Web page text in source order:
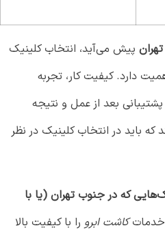
پیش می‌آید، انتخاب کلینیک
دارد. کیفیت کار، تجربه
بعد از عمل و نتیجه
در انتخاب کلینیک در نظر
که در جنوب تهران (یا با
کاشت ابرورا با کیفیت بالا